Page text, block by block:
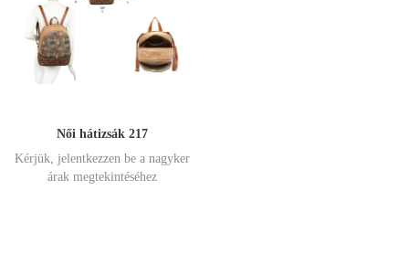
Női hátizsák 217
Kérjük, jelentkezzen be a nagyker
árak megtekintéséhez